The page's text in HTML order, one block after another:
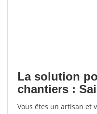
La solution
chantiers :
Vous êtes un artisan et